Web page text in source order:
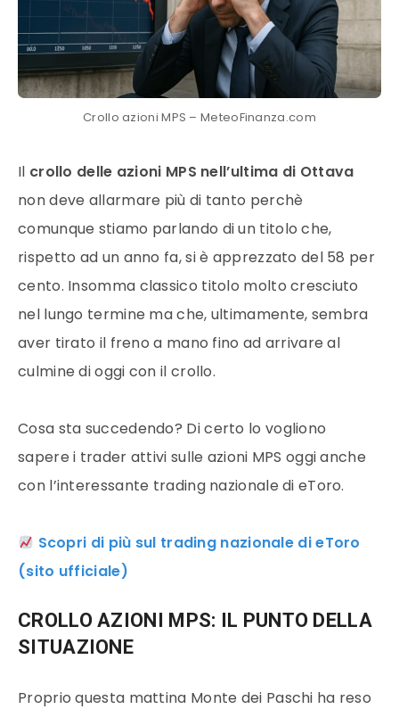
Crollo azioni MPS – MeteoFinanza.com
Il crollo delle azioni MPS nell’ultima di Ottava
non deve allarmare più di tanto perchè
comunque stiamo parlando di un titolo che,
rispetto ad un anno fa, si è apprezzato del 58 per
cento. Insomma classico titolo molto cresciuto
nel lungo termine ma che, ultimamente, sembra
aver tirato il freno a mano fino ad arrivare al
culmine di oggi con il crollo.
Cosa sta succedendo? Di certo lo vogliono
sapere i trader attivi sulle azioni MPS oggi anche
con l’interessante trading nazionale di eToro.
Scopri di più sul trading nazionale di eToro
(sito ufficiale)
CROLLO AZIONI MPS: IL PUNTO DELLA
SITUAZIONE
Proprio questa mattina Monte dei Paschi ha reso